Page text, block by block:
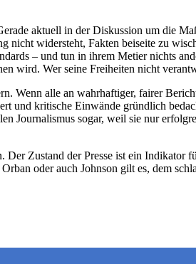
aktuell in der Diskussion um die
widersteht, Fakten beiseite zu
– und tun in ihrem Metier nichts
wird. Wer seine Freiheiten nicht
Wenn alle an wahrhaftiger, fairer
und kritische Einwände gründlich
Journalismus sogar, weil sie nur
Zustand der Presse ist ein Indikator
oder auch Johnson gilt es, dem